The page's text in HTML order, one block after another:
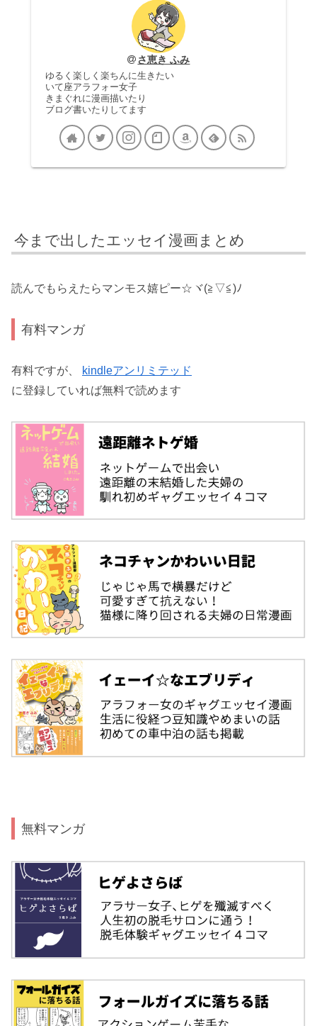
さ恵き ふみ
ゆるく楽しく楽ちんに生きたい
いて座アラフォー女子
きまぐれに漫画描いたり
ブログ書いたりしてます
今まで出したエッセイ漫画まとめ
読んでもらえたらマンモス嬉ピー☆ヾ(≧▽≦)ﾉ
有料マンガ
有料ですが、
kindleアンリミテッド
に登録していれば無料で読めます
無料マンガ